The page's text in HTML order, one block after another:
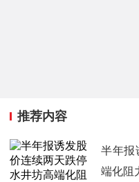
推荐内容
半年报
端化阻